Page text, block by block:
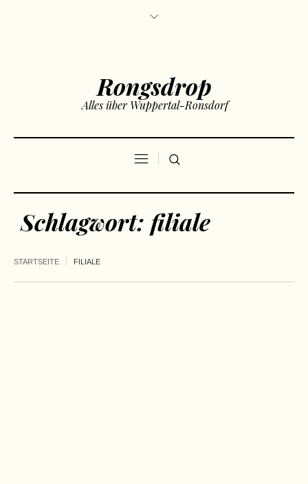
Rongsdrop
Alles über Wuppertal-Ronsdorf
Schlagwort: filiale
STARTSEITE FILIALE